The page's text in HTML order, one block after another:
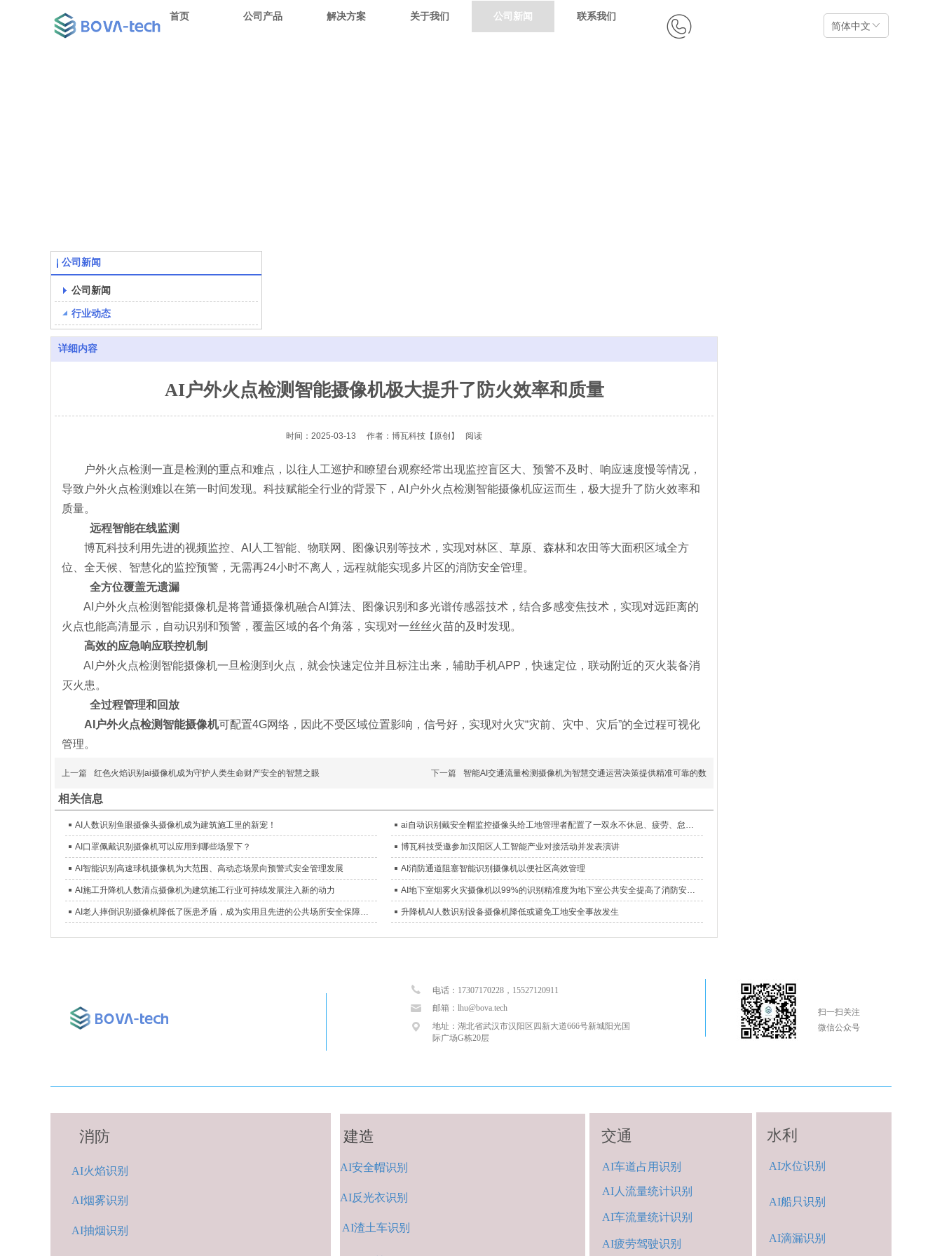
简体中文
首页 公司产品 解决方案 关于我们 公司新闻 联系我们
公司新闻
公司新闻
行业动态
详细内容
AI户外火点检测智能摄像机极大提升了防火效率和质量
时间：2025-03-13 作者：博瓦科技 【原创】 阅读
户外火点检测一直是检测的重点和难点，以往人工巡护和瞭望台观察经常出现监控盲区大、预警不及时、响应速度慢等情况，
导致户外火点检测难以在第一时间发现。科技赋能全行业的背景下，AI户外火点检测智能摄像机应运而生，极大提升了防火效率和
质量。
远程智能在线监测
博瓦科技利用先进的视频监控、AI人工智能、物联网、图像识别等技术，实现对林区、草原、森林和农田等大面积区域全方
位、全天候、智慧化的监控预警，无需再24小时不离人，远程就能实现多片区的消防安全管理。
全方位覆盖无遗漏
AI户外火点检测智能摄像机是将普通摄像机融合AI算法、图像识别和多光谱传感器技术，结合多感变焦技术，实现对远距离的
火点也能高清显示，自动识别和预警，覆盖区域的各个角落，实现对一丝丝火苗的及时发现。
高效的应急响应联控机制
AI户外火点检测智能摄像机一旦检测到火点，就会快速定位并且标注出来，辅助手机APP，快速定位，联动附近的灭火装备消
灭火患。
全过程管理和回放
AI户外火点检测智能摄像机可配置4G网络，因此不受区域位置影响，信号好，实现对火灾“灾前、灾中、灾后”的全过程可视化
管理。
上一篇 红色火焰识别ai摄像机成为守护人类生命财产安全的智慧之眼 下一篇 智能AI交通流量检测摄像机为智慧交通运营决策提供精准可靠的数
相关信息
AI人数识别鱼眼摄像头摄像机成为建筑施工里的新宠！ ai自动识别戴安全帽监控摄像头给工地管理者配置了一双永不休息、疲劳、怠倦的“智能眼睛”
AI口罩佩戴识别摄像机可以应用到哪些场景下？ 博瓦科技受邀参加汉阳区人工智能产业对接活动并发表演讲
AI智能识别高速球机摄像机为大范围、高动态场景向预警式安全管理发展 AI消防通道阻塞智能识别摄像机以便社区高效管理
AI施工升降机人数清点摄像机为建筑施工行业可持续发展注入新的动力 AI地下室烟雾火灾摄像机以99%的识别精准度为地下室公共安全提高了消防安全防线
AI老人摔倒识别摄像机降低了医患矛盾，成为实用且先进的公共场所安全保障工具 升降机AI人数识别设备摄像机降低或避免工地安全事故发生
AI火焰识别
AI抽烟识别
AI烟雾识别
建造
AI渣土车识别
AI反光衣识别
AI安全帽识别
交通
AI车流量统计识别
AI疲劳驾驶识别
AI人 流量统计识别
AI车道占用识别
水利
AI船只识别
AI水位识别
AI滴漏识别
电话：17307170228， 15527120911
邮箱：lhu@bova.tech
地址：湖北省武汉市汉阳区四新大道666号新城阳光国
际广场G栋20层
扫一扫关注
微信公众号
消防